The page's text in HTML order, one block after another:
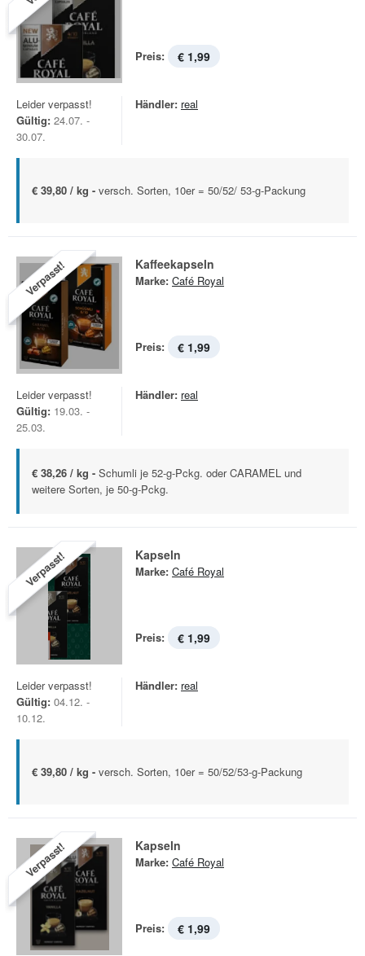
Preis: € 1,99
Leider verpasst!
Gültig: 24.07. -
30.07.
Händler: real
€ 39,80 / kg - versch. Sorten, 10er = 50/52/ 53-g-Packung
Verpasst! Kaffeekapseln
Marke: Café Royal
Preis: € 1,99
Leider verpasst!
Gültig: 19.03. -
25.03.
Händler: real
€ 38,26 / kg - Schumli je 52-g-Pckg. oder CARAMEL und
weitere Sorten, je 50-g-Pckg.
Verpasst! Kapseln
Marke: Café Royal
Preis: € 1,99
Leider verpasst!
Gültig: 04.12. -
10.12.
Händler: real
€ 39,80 / kg - versch. Sorten, 10er = 50/52/53-g-Packung
Verpasst! Kapseln
Marke: Café Royal
Preis: € 1,99